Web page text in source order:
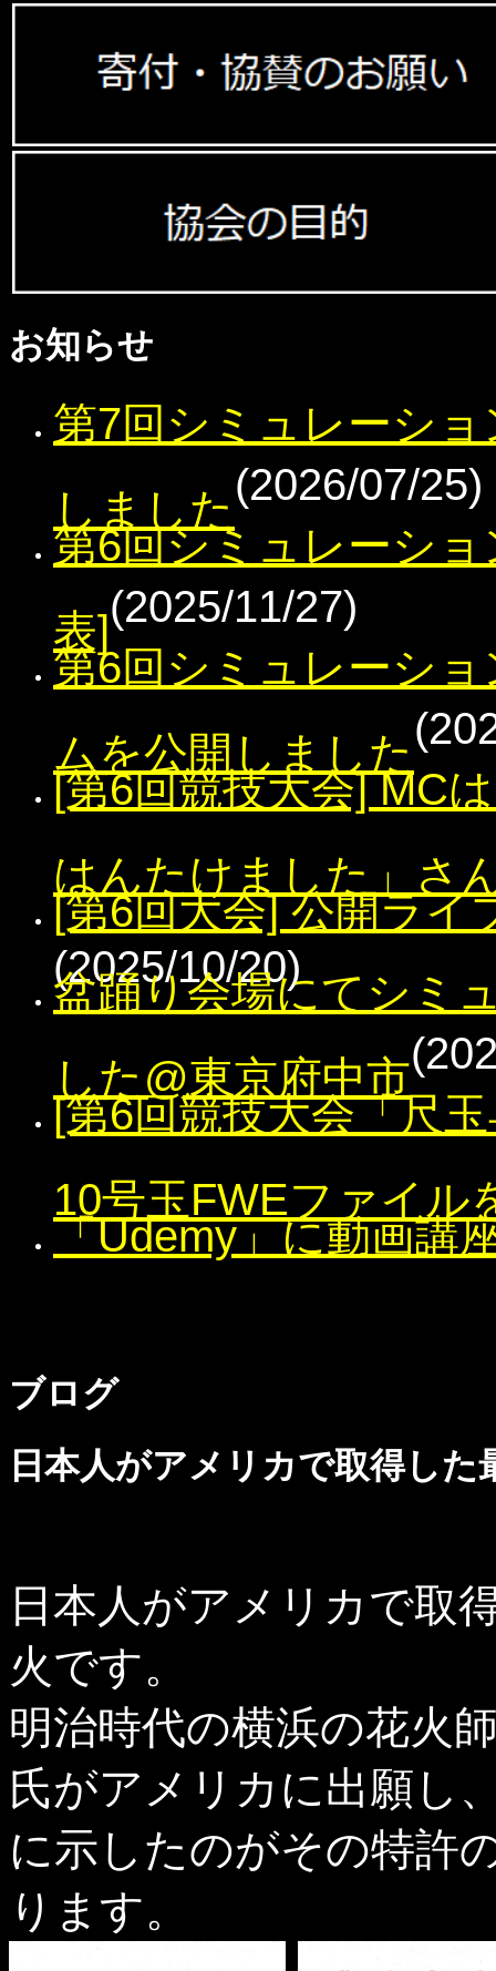
お知らせ
第7回シミュレーシ
しました
(2026/07/25)
第6回シミュレーシ
表] (2025/11/27)
第6回シミュレーシ
ムを公開しました
[第6回競技大会] MC
はんたけました」さ
[第6回大会] 公開ライ
(2025/10/20)
盆踊り会場にてシミ
した@東京府中市
[第6回競技大会「尺
10号玉FWEファイル
「Udemy」に動画講
ブログ
日本人がアメリカで取得した
日本人がアメリカで取
火です。
明治時代の横浜の花火
氏がアメリカに出願し
に示したのがその特許
ります。